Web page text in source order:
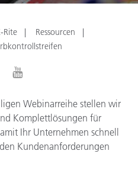
Rite
Ressourcen
Webinarreihe stellen wir
Komplettlösungen für
Ihr Unternehmen schnell
Kundenanforderungen